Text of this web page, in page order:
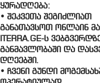
ყურადღება:
• შეკვეთა შეგიძლიათ
განათავსოთ ონლაინ
ITERRA.GE-ს
განმავლობაში და
დღეებში.
• ჩვენი გუნდი